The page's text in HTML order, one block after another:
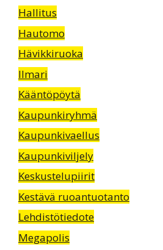
Hallitus
Hautomo
Hävikkiruoka
Ilmari
Kääntöpöytä
Kaupunkiryhmä
Kaupunkivaellus
Kaupunkiviljely
Keskustelupiirit
Kestävä ruoantuotanto
Lehdistötiedote
Megapolis